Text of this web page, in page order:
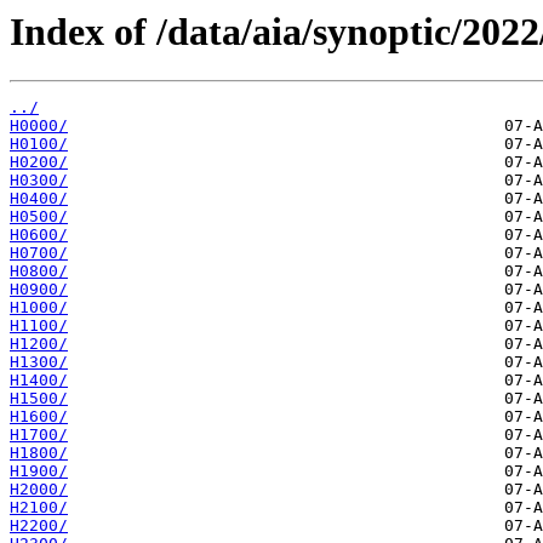
Index of /data/aia/synoptic/
../
H0000/
H0100/
H0200/
H0300/
H0400/
H0500/
H0600/
H0700/
H0800/
H0900/
H1000/
H1100/
H1200/
H1300/
H1400/
H1500/
H1600/
H1700/
H1800/
H1900/
H2000/
H2100/
H2200/